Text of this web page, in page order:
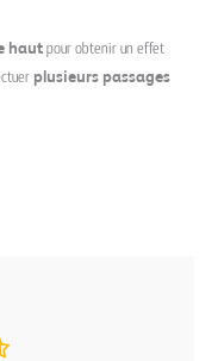
haut pour obtenir un effet
plusieurs passages